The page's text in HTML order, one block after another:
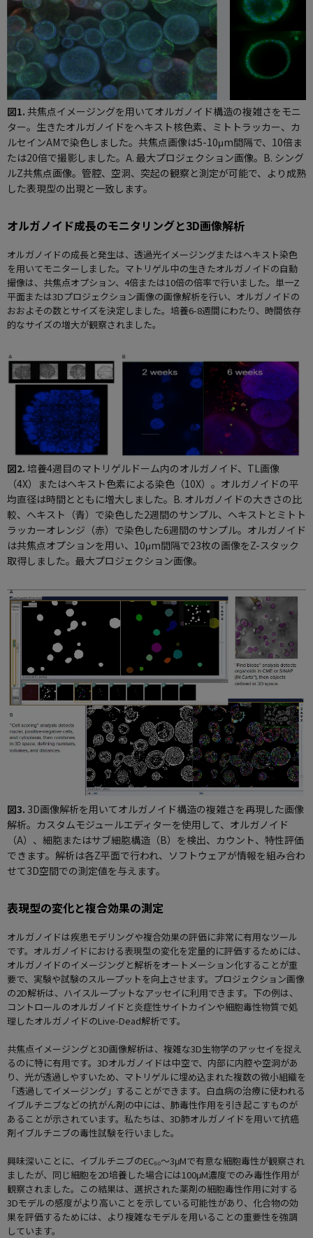
図1. 共焦点イメージングを用いてオルガノイド構造の複雑さをモニ
ター。生きたオルガノイドをヘキスト核色素、ミトトラッカー、カ
ルセインAMで染色しました。共焦点画像は5-10μm間隔で、10倍ま
たは20倍で撮影しました。A. 最大プロジェクション画像。B. シング
ルZ共焦点画像。管腔、空洞、突起の観察と測定が可能で、より成熟
した表現型の出現と一致します。
オルガノイド成長のモニタリングと3D画像解析
オルガノイドの成長と発生は、透過光イメージングまたはヘキスト染色
を用いてモニターしました。マトリゲル中の生きたオルガノイドの自動
撮像は、共焦点オプション、4倍または10倍の倍率で行いました。単一Z
平面または3Dプロジェクション画像の画像解析を行い、オルガノイドの
おおよその数とサイズを決定しました。培養6-8週間にわたり、時間依存
的なサイズの増大が観察されました。
図2. 培養4週目のマトリゲルドーム内のオルガノイド、TL画像
（4X）またはヘキスト色素による染色（10X）。オルガノイドの平
均直径は時間とともに増大しました。B. オルガノイドの大きさの比
較、ヘキスト（青）で染色した2週間のサンプル、ヘキストとミトト
ラッカーオレンジ（赤）で染色した6週間のサンプル。オルガノイド
は共焦点オプションを用い、10μm間隔で23枚の画像をZ-スタック
取得しました。最大プロジェクション画像。
図3. 3D画像解析を用いてオルガノイド構造の複雑さを再現した画像
解析。カスタムモジュールエディターを使用して、オルガノイド
（A）、細胞またはサブ細胞構造（B）を検出、カウント、特性評価
できます。解析は各Z平面で行われ、ソフトウェアが情報を組み合わ
せて3D空間での測定値を与えます。
表現型の変化と複合効果の測定
オルガノイドは疾患モデリングや複合効果の評価に非常に有用なツール
です。オルガノイドにおける表現型の変化を定量的に評価するためには、
オルガノイドのイメージングと解析をオートメーション化することが重
要で、実験や試験のスループットを向上させます。プロジェクション画像
の2D解析は、ハイスループットなアッセイに利用できます。下の例は、
コントロールのオルガノイドと炎症性サイトカインや細胞毒性物質で処
理したオルガノイドのLive-Dead解析です。
共焦点イメージングと3D画像解析は、複雑な3D生物学のアッセイを捉え
るのに特に有用です。3Dオルガノイドは中空で、内部に内腔や空洞があ
り、光が透過しやすいため、マトリゲルに埋め込まれた複数の微小組織を
「透過してイメージング」することができます。白血病の治療に使われる
イブルチニブなどの抗がん剤の中には、肺毒性作用を引き起こすものが
あることが示されています。私たちは、3D肺オルガノイドを用いて抗癌
剤イブルチニブの毒性試験を行いました。
興味深いことに、イブルチニブのEC₅₀〜3μMで有意な細胞毒性が観察され
ましたが、同じ細胞を2D培養した場合には100μM濃度でのみ毒性作用が
観察されました。この結果は、選択された薬剤の細胞毒性作用に対する
3Dモデルの感度がより高いことを示している可能性があり、化合物の効
果を評価するためには、より複雑なモデルを用いることの重要性を強調
しています。